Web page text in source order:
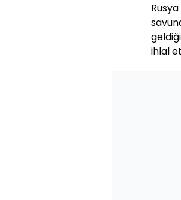
ihlal